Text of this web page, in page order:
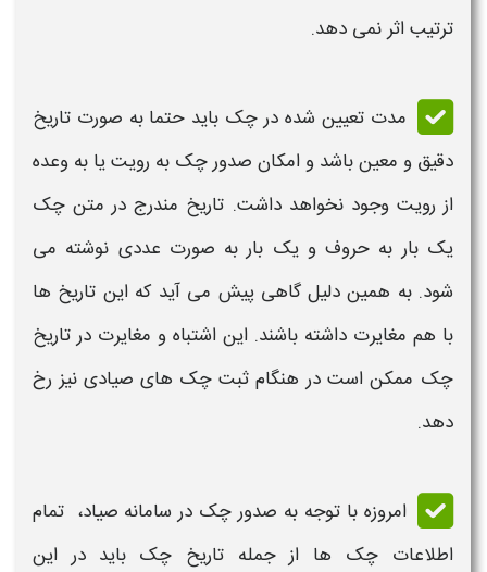
ترتیب اثر نمی دهد.
مدت تعیین شده در چک باید حتما به صورت تاریخ
دقیق و معین باشد و امکان صدور چک به رویت یا به وعده
از رویت وجود نخواهد داشت. تاریخ مندرج در متن چک
یک بار به حروف و یک بار به صورت عددی نوشته می
شود. به همین دلیل گاهی پیش می آید که این تاریخ ها
با هم مغایرت داشته باشند. این اشتباه و مغایرت در تاریخ
چک ممکن است در هنگام ثبت چک های صیادی نیز رخ
دهد.
امروزه با توجه به صدور چک در سامانه صیاد، تمام
اطلاعات چک ها از جمله تاریخ چک باید در این